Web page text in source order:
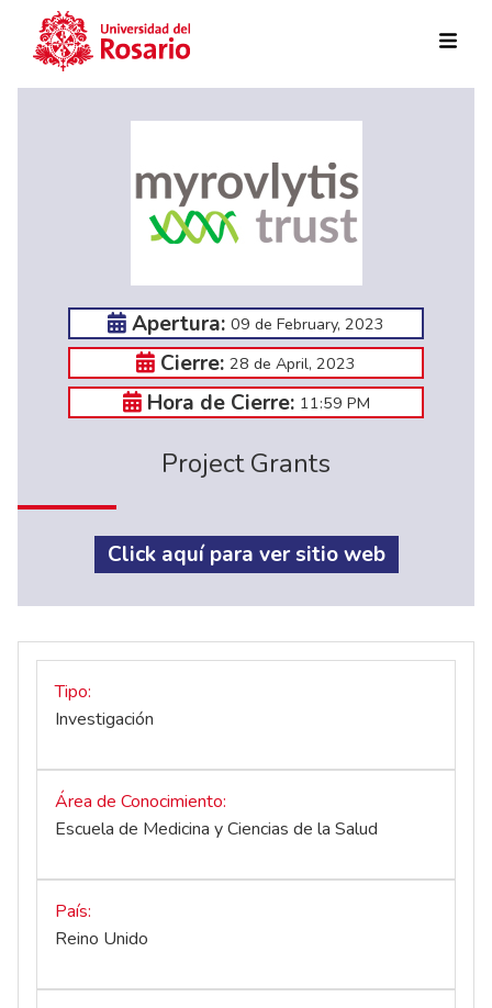
Apertura: 09 de February, 2023
Cierre: 28 de April, 2023
Hora de Cierre: 11:59 PM
Project Grants
Click aquí para ver sitio web
Tipo
Investigación
Área de Conocimiento
Escuela de Medicina y Ciencias de la Salud
País
Reino Unido